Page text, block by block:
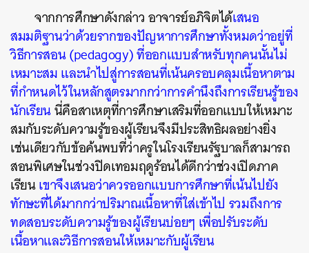
จากการศึกษาดังกล่าว อาจารย์อภิจิตได้เสนอ
สมมติฐานว่าด้วยรากของปัญหาการศึกษาทั้งหมดว่าอยู่ที่
วิธีการสอน (pedagogy) ที่ออกแบบสำหรับทุกคนนั้นไม่
เหมาะสม และนำไปสู่การสอนที่เน้นครอบคลุมเนื้อหาตาม
ที่กำหนดไว้ในหลักสูตรมากกว่าการคำนึงถึงการเรียนรู้ของ
นักเรียนนี่คือสาเหตุที่การศึกษาเสริมที่ออกแบบให้เหมาะ
สมกับระดับความรู้ของผู้เรียนจึงมีประสิทธิผลอย่างยิ่ง
เช่นเดียวกับข้อค้นพบที่ว่าครูในโรงเรียนรัฐบาลก็สามารถ
สอนพิเศษในช่วงปิดเทอมฤดูร้อนได้ดีกว่าช่วงเปิดภาค
เรียนเขาจึงเสนอว่าควรออกแบบการศึกษาที่เน้นไปยัง
ทักษะที่ได้มากกว่าปริมาณเนื้อหาที่ใส่เข้าไป รวมถึงการ
ทดสอบระดับความรู้ของผู้เรียนบ่อยๆ เพื่อปรับระดับ
เนื้อหาและวิธีการสอนให้เหมาะกับผู้เรียน
SHARE TWEET LINE EMAIL